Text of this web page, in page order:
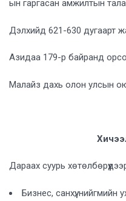
ын гаргасан амжилтын
Дэлхийд 621-630 дугаарт
Азидаа 179-р байранд
Малайз дахь олон улсын
Дараах суурь
Бизнес, санхүү, нийгмийн